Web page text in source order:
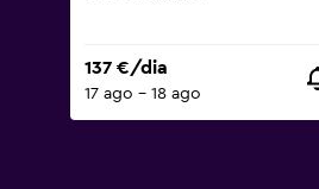
137 €/dia
17 ago – 18 ago